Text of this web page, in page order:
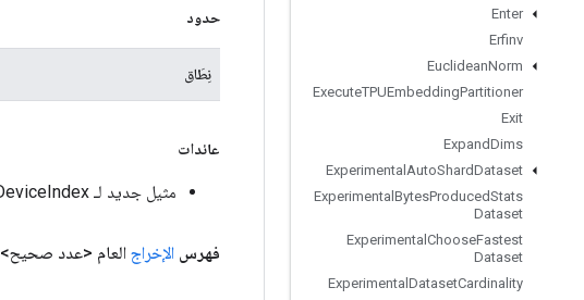
Enter
Erfinv
EuclideanNorm
ExecuteTPUEmbeddingPartitioner
Exit
ExpandDims
Experimental AutoShardDataset
Experimental BytesProducedStats
Dataset
Experimental ChooseFastest
Dataset
Experimental DatasetCardinality
حدود
نِطَاق
عائدات
مثيل جديد لـ DeviceIndex
فهرس الإخراج العام <عدد صحيح>